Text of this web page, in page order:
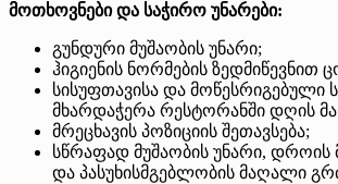
მოთხოვნები და საჭირო უნარები:
გუნდური მუშაობის უნარი;
ჰიგიენის ნორმების ზედმიწევნით
სისუფთავისა და მოწესრიგებული
მხარდაჭერა რესტორანში დღის
მრეცხავის პოზიციის შეთავსება;
სწრაფად მუშაობის უნარი, დროის
და პასუხისმგებლობის მაღალი